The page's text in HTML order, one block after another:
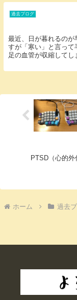
過去ブログ
最近、日が暮れるの
すが「寒い」と言っ
足の血管が収縮して
PTSD（心的外
ホーム 過去